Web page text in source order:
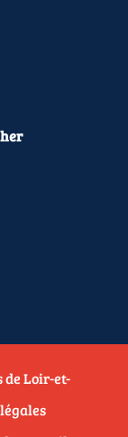
de Loir-et-